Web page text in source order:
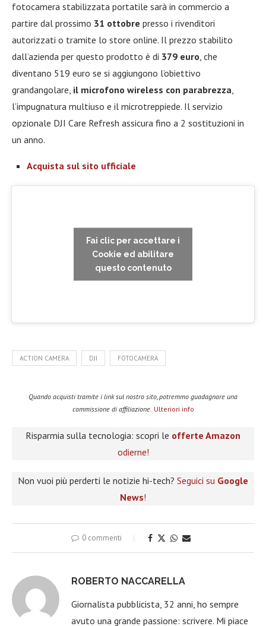
fotocamera stabilizzata portatile sarà in commercio a
partire dal prossimo 31 ottobre presso i rivenditori
autorizzati o tramite lo store online. Il prezzo stabilito
dall’azienda per questo prodotto è di 379 euro, che
diventano 519 euro se si aggiungono l’obiettivo
grandangolare, il microfono wireless con parabrezza,
l’impugnatura multiuso e il microtreppiede. Il servizio
opzionale DJI Care Refresh assicura fino a 2 sostituzioni in
un anno.
Acquista sul sito ufficiale
Fai clic per accettare i
Cookie ed abilitare
questo contenuto
ACTION CAMERA DJI FOTOCAMERA
Quando acquisti tramite i link sul nostro sito, potremmo guadagnare una
commissione di affiliazione. Ulteriori info
Risparmia sulla tecnologia: scopri le offerte Amazon
odierne!
Non vuoi più perderti le notizie hi-tech? Seguici su Google
News!
0 commenti
ROBERTO NACCARELLA
Giornalista pubblicista, 32 anni, ho sempre
avuto una grande passione: scrivere. Mi piace